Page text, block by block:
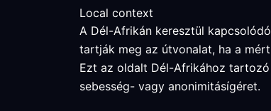
Local context
A Dél-Afrikán keresztül
tartják meg az útvonalat, ha a
Ezt az oldalt Dél-Afrikához
sebesség- vagy anonimitásígéret.